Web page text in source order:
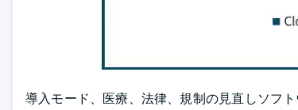
導入モード、医療、法律、規制の見直しソフ